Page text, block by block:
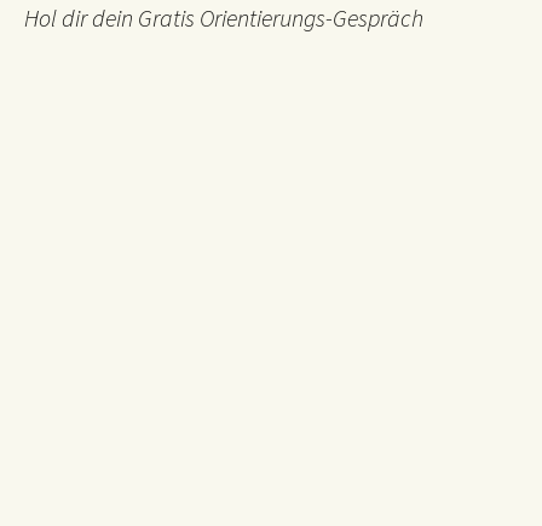
Hol dir dein Gratis Orientierungs-Gespräch